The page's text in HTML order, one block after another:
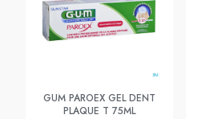
GUM PAROEX GEL DENT
PLAQUE T 75ML